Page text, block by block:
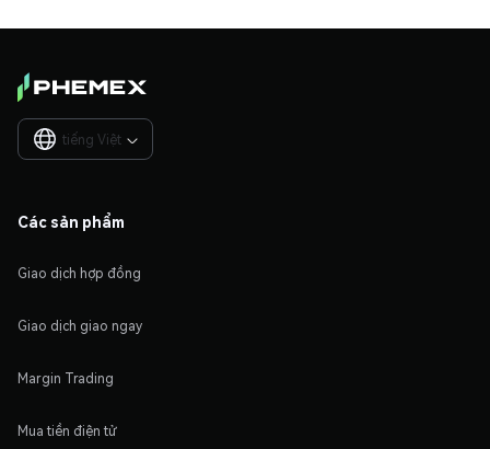
tiếng Việt 
Các sản phẩm
Giao dịch hợp đồng
Giao dịch giao ngay
Margin Trading
Mua tiền điện tử